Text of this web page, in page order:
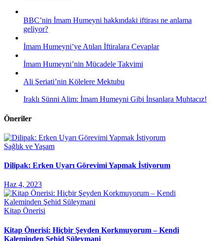
BBC’nin İmam Humeyni hakkındaki iftirası ne anlama
geliyor?
İmam Humeyni’ye Atılan İftiralara Cevaplar
İmam Humeyni’nin Mücadele Takvimi
Ali Şeriati’nin Kölelere Mektubu
Iraklı Sünni Alim: İmam Humeyni Gibi İnsanlara Muhtacız!
Öneriler
Sağlık ve Yaşam
Dilipak: Erken Uyarı Görevimi Yapmak İstiyorum
Haz 4, 2023
Kitap Önerisi
Kitap Önerisi: Hiçbir Şeyden Korkmuyorum – Kendi
Kaleminden Şehid Süleymani